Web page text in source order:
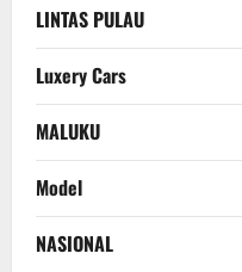
LINTAS PULAU
Luxery Cars
MALUKU
Model
NASIONAL